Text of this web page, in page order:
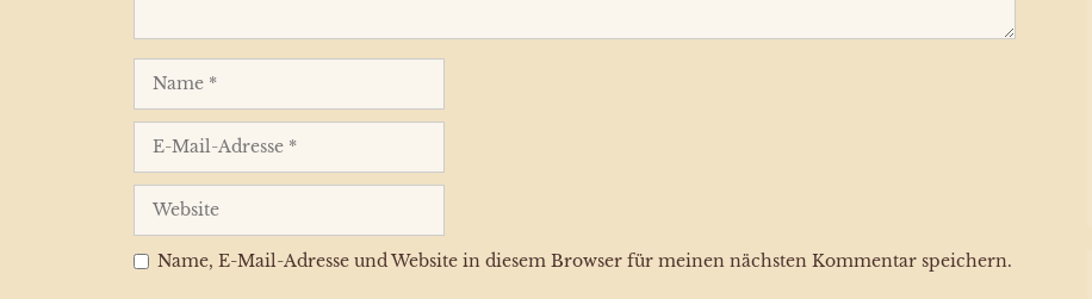
Mail-
Adresse
Website
Name, E-Mail-Adresse und Website in diesem Browser für meinen nächsten Kommentar speichern.